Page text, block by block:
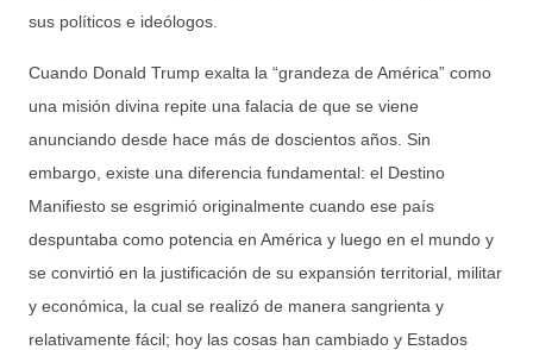
sus políticos e ideólogos.
Cuando Donald Trump exalta la “grandeza de América” como
una misión divina repite una falacia de que se viene
anunciando desde hace más de doscientos años. Sin
embargo, existe una diferencia fundamental: el Destino
Manifiesto se esgrimió originalmente cuando ese país
despuntaba como potencia en América y luego en el mundo y
se convirtió en la justificación de su expansión territorial, militar
y económica, la cual se realizó de manera sangrienta y
relativamente fácil; hoy las cosas han cambiado y Estados